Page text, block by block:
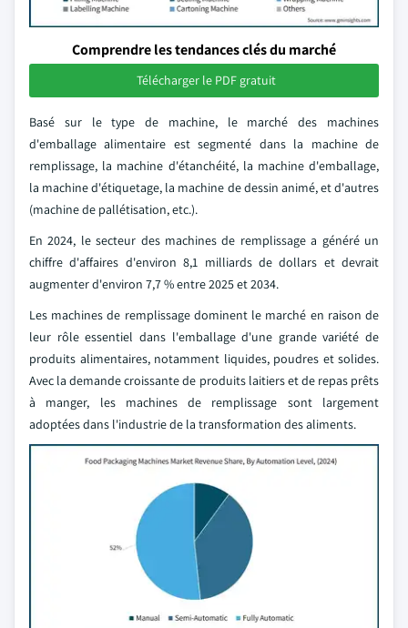
Comprendre les tendances clés du marché
Télécharger le PDF gratuit
Basé sur le type de machine, le marché des machines
d'emballage alimentaire est segmenté dans la machine de
remplissage, la machine d'étanchéité, la machine d'emballage,
la machine d'étiquetage, la machine de dessin animé, et d'autres
(machine de pallétisation, etc.).
En 2024, le secteur des machines de remplissage a généré un
chiffre d'affaires d'environ 8,1 milliards de dollars et devrait
augmenter d'environ 7,7 % entre 2025 et 2034.
Les machines de remplissage dominent le marché en raison de
leur rôle essentiel dans l'emballage d'une grande variété de
produits alimentaires, notamment liquides, poudres et solides.
Avec la demande croissante de produits laitiers et de repas prêts
à manger, les machines de remplissage sont largement
adoptées dans l'industrie de la transformation des aliments.